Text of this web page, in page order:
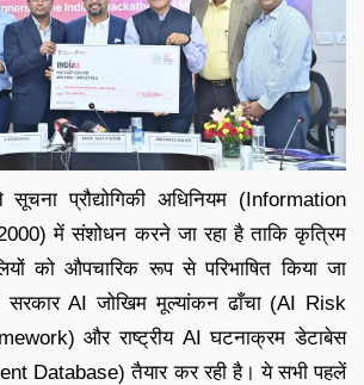
प्रौद्योगिकी अधिनियम (Information
में संशोधन करने जा रहा है ताकि कृत्रिम
को औपचारिक रूप से परिभाषित किया जा
AI जोखिम मूल्यांकन ढाँचा (AI Risk
और राष्ट्रीय AI घटनाक्रम डेटाबेस
Database) तैयार कर रही है। ये सभी पहलें